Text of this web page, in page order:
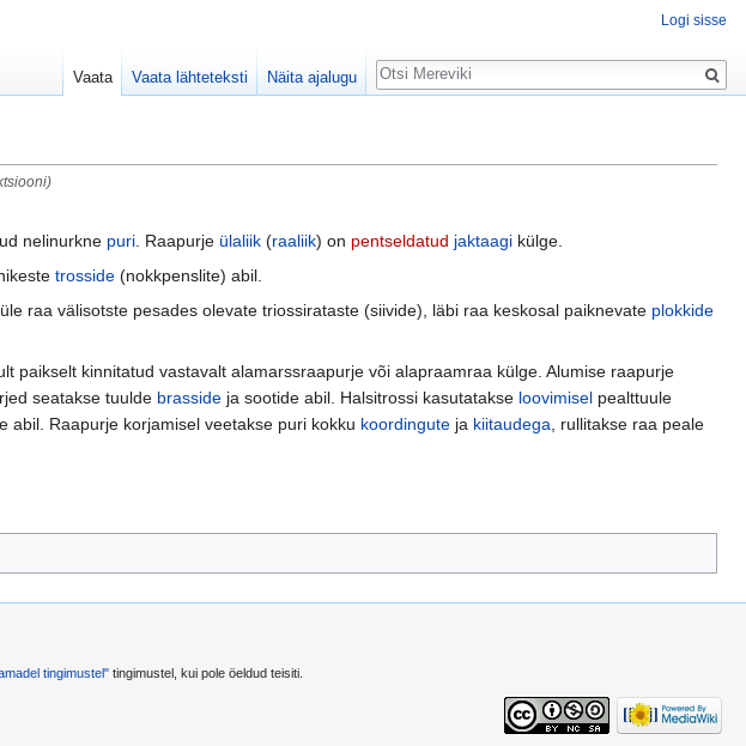
nelinurkne puri . Raapurje ülaliik (raaliik) on pentseldatud jaktaagi külge.
trosside (nokkpenslite) abil.
raa välisotste pesades olevate triossirataste (siivide), läbi raa keskosal paiknevate plokkide
paikselt kinnitatud vastavalt alamarssraapurje või alapraamraa külge. Alumise raapurje
seatakse tuulde brasside ja sootide abil. Halsitrossi kasutatakse loovimisel pealttuule
abil. Raapurje korjamisel veetakse puri kokku koordingute ja kiitaudega , rullitakse raa peale
Logi sisse
Vaata Vaata lähteteksti Näita ajalugu
Otsing
tingimustel" tingimustel, kui pole öeldud teisiti.